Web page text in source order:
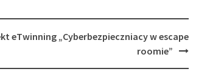
eTwinning „Cyberbezpieczniacy w escape
roomie”